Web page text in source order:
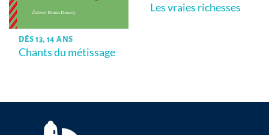
DÈS 13, 14 ANS
Chants du métissage
Les vraies richesses